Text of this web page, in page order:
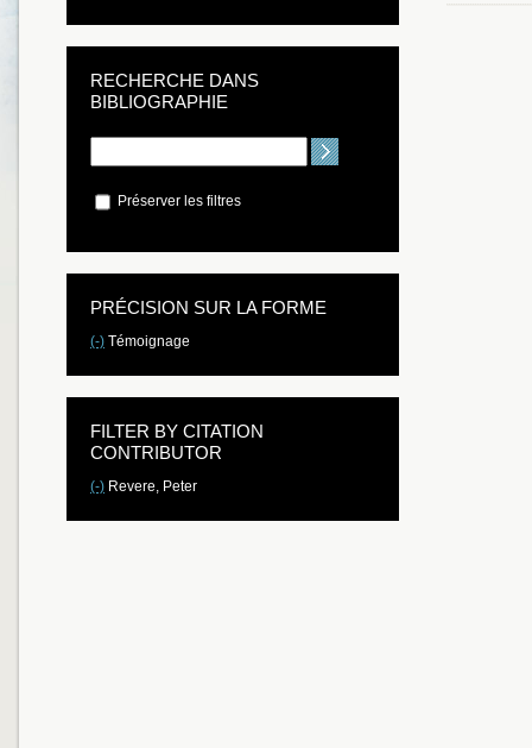
RECHERCHE DANS
BIBLIOGRAPHIE
Préserver les filtres
PRÉCISION SUR LA FORME
(-) Témoignage
FILTER BY CITATION
CONTRIBUTOR
(-) Revere, Peter